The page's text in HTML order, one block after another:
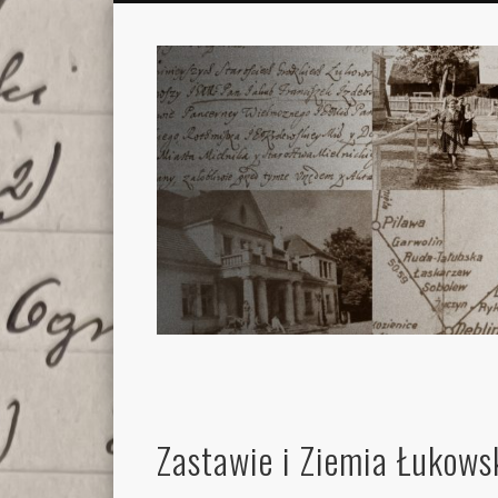
Zastawie i Ziemia